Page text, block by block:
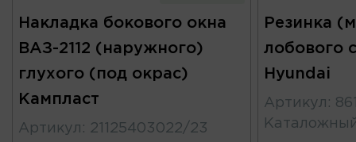
Накладка бокового окна
ВАЗ-2112 (наружного)
глухого (под окрас)
Кампласт
Артикул : 21125403022/23
Резинка
лобового
Hyundai
Артикул :